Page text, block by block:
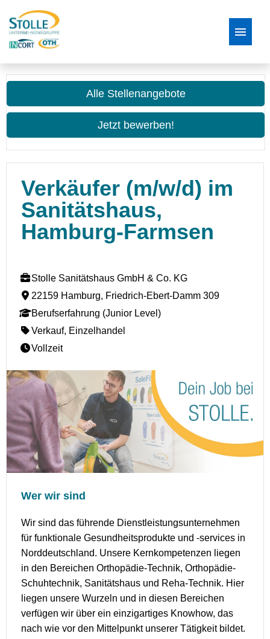
Stellenangebote
Bewerbungsprozess
Alle Stellenangebote
Jetzt bewerben!
Verkäufer (m/w/d) im
Sanitätshaus,
Hamburg-Farmsen
Stolle Sanitätshaus GmbH & Co. KG
22159 Hamburg, Friedrich-Ebert-Damm 309
Berufserfahrung (Junior Level)
Verkauf, Einzelhandel
Vollzeit
Wer wir sind
Wir sind das führende Dienstleistungsunternehmen
für funktionale Gesundheitsprodukte und -services in
Norddeutschland. Unsere Kernkompetenzen liegen
in den Bereichen Orthopädie-Technik, Orthopädie-
Schuhtechnik, Sanitätshaus und Reha-Technik. Hier
liegen unsere Wurzeln und in diesen Bereichen
verfügen wir über ein einzigartiges Knowhow, das
nach wie vor den Mittelpunkt unserer Tätigkeit bildet.